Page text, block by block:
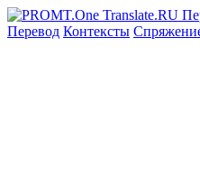
Перевод Контексты